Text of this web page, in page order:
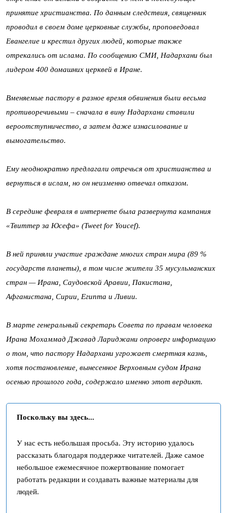
принятие христианства. По данным следствия, священник
проводил в своем доме церковные службы, проповедовал
Евангелие и крестил других людей, которые также
отрекались от ислама. По сообщению СМИ, Надархани был
лидером 400 домашних церквей в Иране.
Вменяемые пастору в разное время обвинения были весьма
противоречивыми – сначала в вину Надархани ставили
вероотступничество, а затем даже изнасилование и
вымогательство.
Ему неоднократно предлагали отречься от христианства и
вернуться в ислам, но он неизменно отвечал отказом.
В середине февраля в интернете была развернута кампания
«Твиттер за Юсефа» (Tweet for Youcef).
В ней приняли участие граждане многих стран мира (89 %
государств планеты), в том числе жители 35 мусульманских
стран — Ирана, Саудовской Аравии, Пакистана,
Афганистана, Сирии, Египта и Ливии.
В марте генеральный секретарь Совета по правам человека
Ирана Мохаммад Джавад Лариджани опроверг информацию
о том, что пастору Надархани угрожает смертная казнь,
хотя постановление, вынесенное Верховным судом Ирана
осенью прошлого года, содержало именно этот вердикт.
Поскольку вы здесь...
У нас есть небольшая просьба. Эту историю удалось
рассказать благодаря поддержке читателей. Даже самое
небольшое ежемесячное пожертвование помогает
работать редакции и создавать важные материалы для
людей.